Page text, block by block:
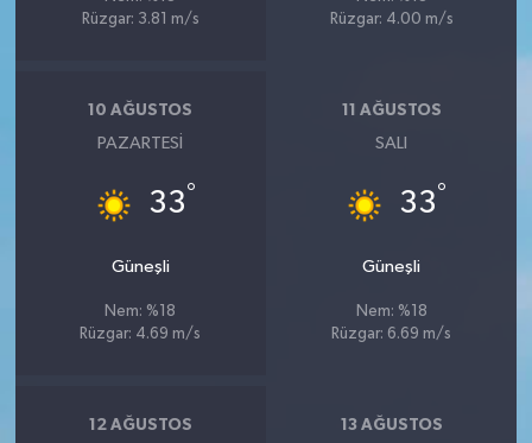
Rüzgar: 3.81 m/s
Rüzgar: 4.00 m/s
10 AĞUSTOS
PAZARTESI
33°
Güneşli
Nem: %18
Rüzgar: 4.69 m/s
11 AĞUSTOS
SALI
33°
Güneşli
Nem: %18
Rüzgar: 6.69 m/s
12 AĞUSTOS 13 AĞUSTOS